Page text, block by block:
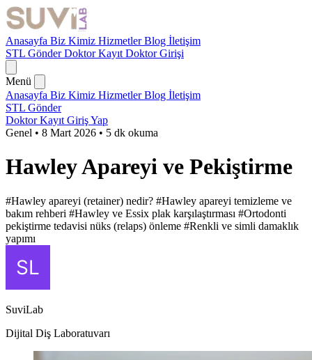
Anasayfa Biz Kimiz HizmetlerBlog İletişim
STL GönderDoktor Kayıt Doktor Girişi
Menü
Anasayfa Biz Kimiz HizmetlerBlog İletişim
STL Gönder
Doktor Kayıt Giriş Yap
Genel • 8 Mart 2026 • 5 dk okuma
Hawley Apareyi ve Pekiştirme
#Hawley apareyi (retainer) nedir? #Hawley apareyi temizleme ve
bakım rehberi #Hawley ve Essix plak karşılaştırması #Ortodonti
pekiştirme tedavisi nüks (relaps) önleme #Renkli ve simli damaklık
yapımı
SuviLab
Dijital Diş Laboratuvarı